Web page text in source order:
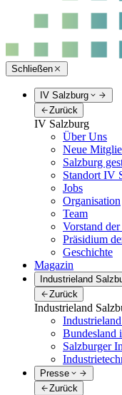
Schließen
IV Salzburg
Zurück
IV Salzburg
Über Uns
Neue
Salzburg
Standort IV
Jobs
Organisation
Team
Vorstand
Präsidium
Geschichte
Magazin
Industrieland
Zurück
Industrieland
Bundesland
Salzburger
Presse
Zurück